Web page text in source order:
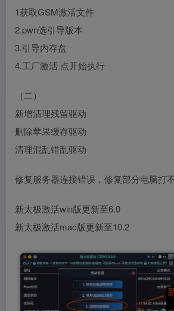
1获取GSM激活文件
2.pwn选引导版本
3.引导内存盘
4.工厂激活 点开始执行
（二）
新增清理残留驱动
删除苹果缓存驱动
清理混乱错乱驱动
修复服务器连接错误，修复部分电脑打
新太极激活win版更新至6.0
新太极激活mac版更新至10.2